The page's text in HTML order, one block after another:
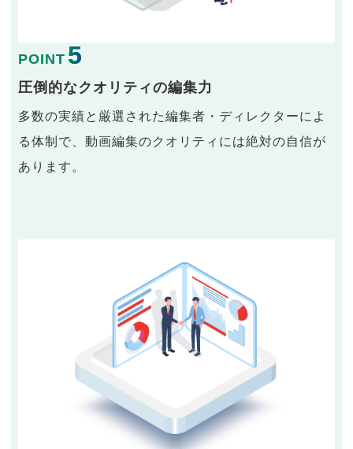
POINT 5
圧倒的なクオリティの編集力
多数の実績と厳選された編集者・ディレクターによ
る体制で、動画編集のクオリティには絶対の自信が
あります。